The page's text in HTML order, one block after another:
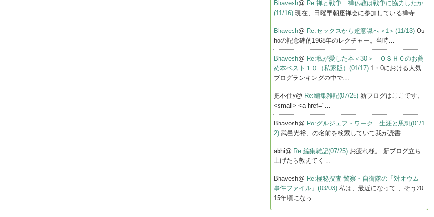
Bhavesh@ Re:禅と戦争 禅仏教は戦争に協力したか
(11/16) 現在、日曜早朝座禅会に参加している禅寺…
Bhavesh@ Re:セックスから超意識へ＜1＞(11/13) Os
hoの記念碑的1968年のレクチャー。当時…
Bhavesh@ Re:私が愛した本＜30＞ ＯＳＨＯのお薦
め本ベスト１０（私家版）(01/17) 1・0における人気
ブログランキングの中で…
把不住y@ Re:編集雑記(07/25) 新ブログはここです。
<small> <a href="…
Bhavesh@ Re:グルジェフ・ワーク 生涯と思想(01/1
2) 武邑光裕、の名前を検索していて我が読書…
abhi@ Re:編集雑記(07/25) お疲れ様。 新ブログ立ち
上げたら教えてく…
Bhavesh@ Re:極秘捜査 警察・自衛隊の「対オウム
事件ファイル」(03/03) 私は、最近になって 、そう20
15年頃になっ…